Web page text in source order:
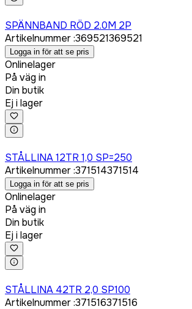
SPÄNNBAND RÖD 2.0M 2P
Artikelnummer:369521369521
Logga in för att se pris
Onlinelager
På väg in
Din butik
Ej i lager
STÅLLINA 12TR 1,0 SP=250
Artikelnummer:371514371514
Logga in för att se pris
Onlinelager
På väg in
Din butik
Ej i lager
STÅLLINA 42TR 2,0 SP100
Artikelnummer:371516371516